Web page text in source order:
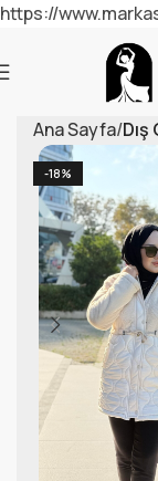
https://
Ana Sayfa Dış
-18%